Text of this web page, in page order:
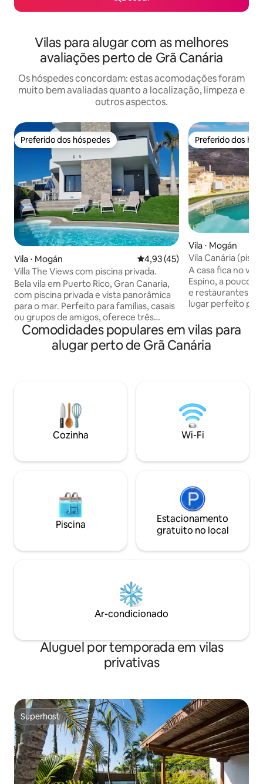
Vilas para alugar com as melhores
avaliações perto de Grã Canária
Os hóspedes concordam: estas acomodações foram
muito bem avaliadas quanto a localização, limpeza e
outros aspectos.
Preferido dos hóspedes
Preferido dos hóspedes
Vila ⋅ Mogán 4,93 de uma avaliação média
4,93 (45)
Villa The Views com piscina privada.
Bela vila em Puerto Rico, Gran Canaria,
com piscina privada e vista panorâmica
para o mar. Perfeito para famílias, casais
ou grupos de amigos, oferece três
quartos — cada um com seu próprio
terraço para desfrutar do nascer ou pôr
do sol. Dois quartos incluem banheiros
para espaços ao ar livre, incluindo uma
área de churrasco, um terraço de jantar
e um confortável lounge chill-out.
Preferido dos
Preferido dos
Vila ⋅ Mogán
Vila Canária
estacionamento)
A casa fica no
Espino, a poucos
e restaurantes de
lugar perfeito
natureza de Gran
remotamente
tranquilo. Você
inverno, e é
a segurança de
tranquilidade.
Comodidades populares em vilas para
alugar perto de Grã Canária
Cozinha Wi-Fi
Piscina
Estacionamento
gratuito no local
Ar-condicionado
Aluguel por temporada em vilas
privativas
Superhost
Superhost